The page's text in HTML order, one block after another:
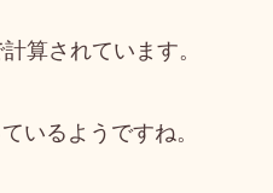
算されています。
いる ようですね。